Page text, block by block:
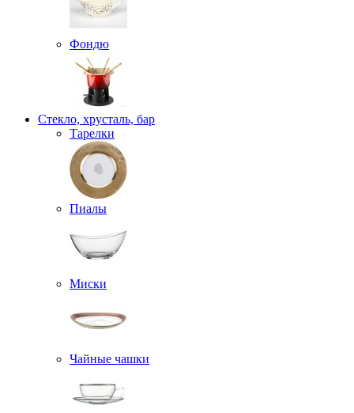
Фондю
Стекло, хрусталь, бар
Тарелки
Пиалы
Миски
Чайные чашки